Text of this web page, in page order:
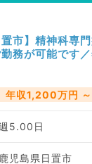
置市】精神科専
務が可能です
年収1,200万円 ～
5.00日
鹿児島県日置市